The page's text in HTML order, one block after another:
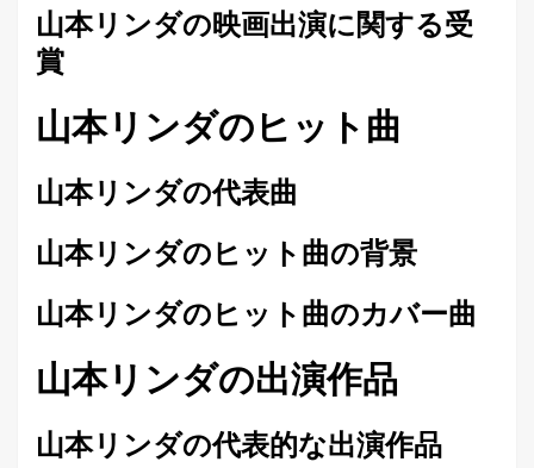
山本リンダの映画出演に関する受
賞
山本リンダのヒット曲
山本リンダの代表曲
山本リンダのヒット曲の背景
山本リンダのヒット曲のカバー曲
山本リンダの出演作品
山本リンダの代表的な出演作品